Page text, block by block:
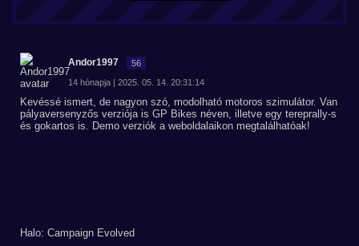
Andor1997 56
14 hónapja | 2025. 05. 14. 20:31:14
Kevéssé ismert, de nagyon szó, modolható motoros szimulátor. Van
pályaversenyzős verziója is GP Bikes néven, illetve egy tereprally-s
és gokartos is. Demo verziók a weboldalaikon megtalálhatóak!
Halo: Campaign Evolved